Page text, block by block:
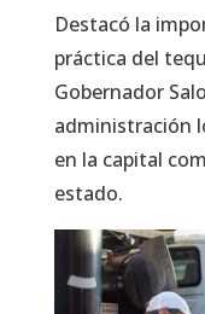
Destacó la
práctica del
Gobernador
administración
en la capital
estado.